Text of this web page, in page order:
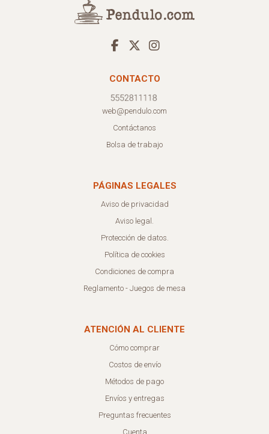
CONTACTO
web@pendulo.com
Contáctanos
Bolsa de trabajo
PÁGINAS LEGALES
Aviso de privacidad
Aviso legal.
Protección de datos.
Política de cookies
Condiciones de compra
Reglamento - Juegos de mesa
ATENCIÓN AL CLIENTE
Cómo comprar
Costos de envío
Métodos de pago
Envíos y entregas
Preguntas frecuentes
Cuenta